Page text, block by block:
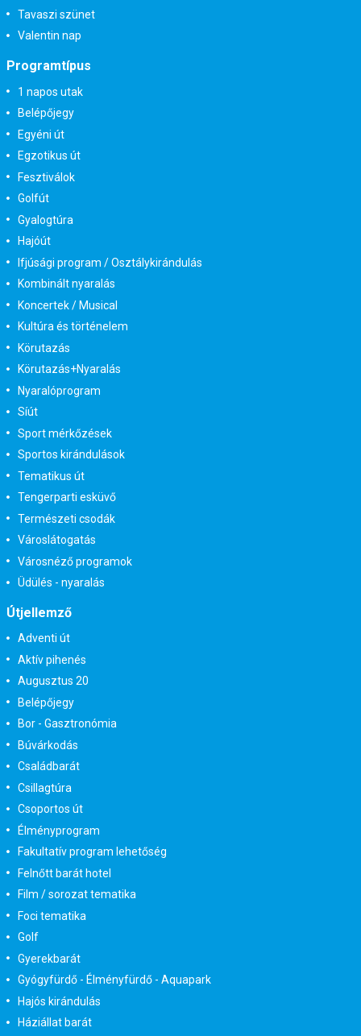
Tavaszi szünet
Valentin nap
Programtípus
1 napos utak
Belépőjegy
Egyéni út
Egzotikus út
Fesztiválok
Golfút
Gyalogtúra
Hajóút
Ifjúsági program / Osztálykirándulás
Kombinált nyaralás
Koncertek / Musical
Kultúra és történelem
Körutazás
Körutazás+Nyaralás
Nyaralóprogram
Síút
Sport mérkőzések
Sportos kirándulások
Tematikus út
Tengerparti esküvő
Természeti csodák
Városlátogatás
Városnéző programok
Üdülés - nyaralás
Útjellemző
Adventi út
Aktív pihenés
Augusztus 20
Belépőjegy
Bor - Gasztronómia
Búvárkodás
Családbarát
Csillagtúra
Csoportos út
Élményprogram
Fakultatív program lehetőség
Felnőtt barát hotel
Film / sorozat tematika
Foci tematika
Golf
Gyerekbarát
Gyógyfürdő - Élményfürdő - Aquapark
Hajós kirándulás
Háziállat barát